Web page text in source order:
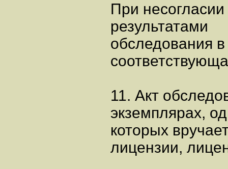
При
результатами
обследования
11. Акт
экземплярах,
которых
лицензии,